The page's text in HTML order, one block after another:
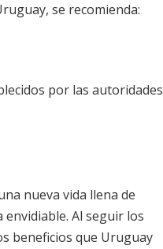
se recomienda:
por las autoridades
nueva vida llena de
Al seguir los
beneficios que Uruguay